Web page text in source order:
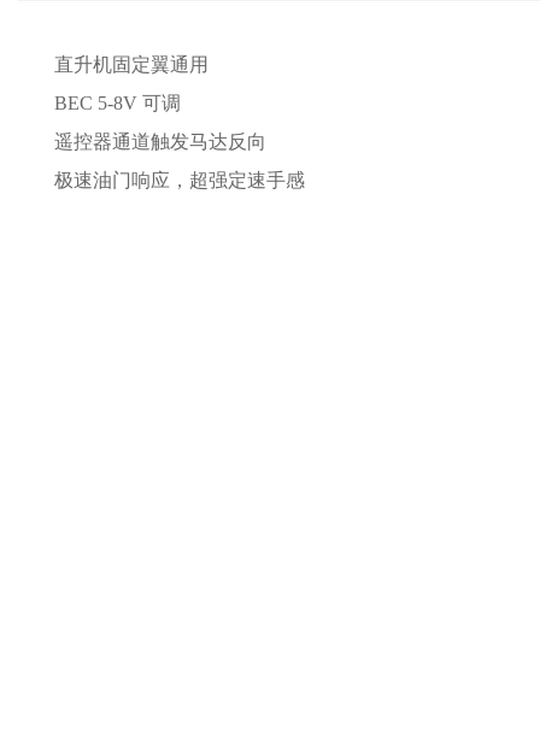
直升机固定翼通用
BEC 5-8V 可调
遥控器通道触发马达反向
极速油门响应，超强定速手感